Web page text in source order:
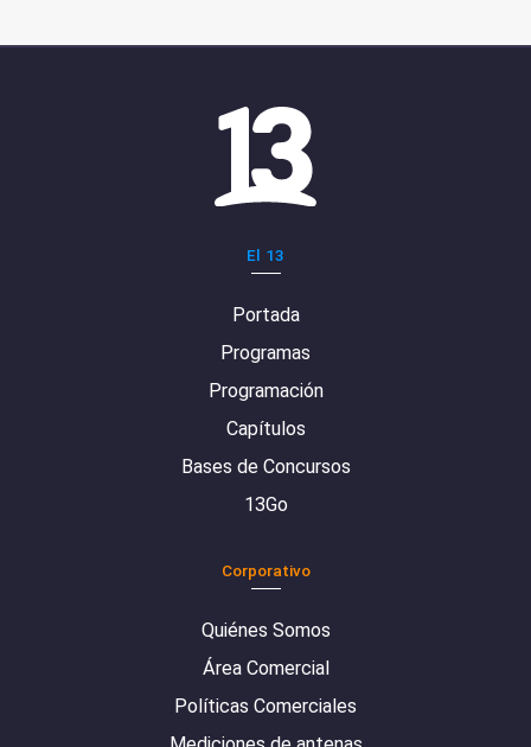
El 13
Portada
Programas
Programación
Capítulos
Bases de Concursos
13Go
Corporativo
Quiénes Somos
Área Comercial
Políticas Comerciales